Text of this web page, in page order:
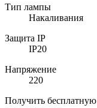
Тип лампы
Накаливания
Защита IP
IP20
Напряжение
220
Получить бесплатную